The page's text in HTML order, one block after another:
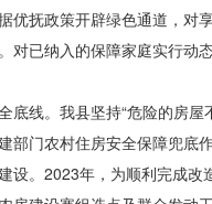
优抚政策开辟绿色通道，
对已纳入的保障家庭实行
底线。我县坚持“危险的房
部门农村住房安全保障兜
设。2023年，为顺利完成